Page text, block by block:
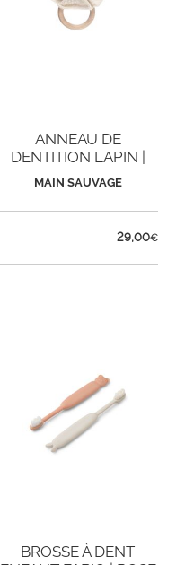
ANNEAU DE
DENTITION LAPIN |
NOISETTE
MAIN SAUVAGE
29,00€
BROSSE À DENT